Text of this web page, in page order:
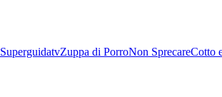
SuperguidatvZuppa di PorroNon SprecareCotto